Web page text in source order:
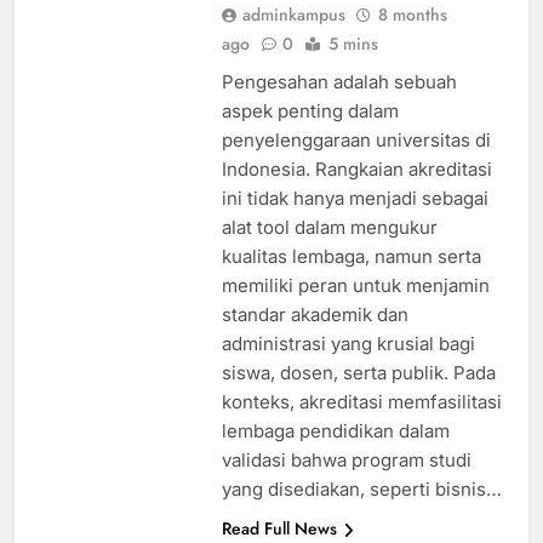
adminkampus
8 months
ago
0 5 mins
Pengesahan adalah sebuah
aspek penting dalam
penyelenggaraan universitas di
Indonesia. Rangkaian akreditasi
ini tidak hanya menjadi sebagai
alat tool dalam mengukur
kualitas lembaga, namun serta
memiliki peran untuk menjamin
standar akademik dan
administrasi yang krusial bagi
siswa, dosen, serta publik. Pada
konteks, akreditasi memfasilitasi
lembaga pendidikan dalam
validasi bahwa program studi
yang disediakan, seperti bisnis…
Read Full News